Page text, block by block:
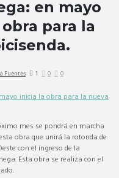
en mayo
para la
Fuentes 1 0 0
mes se pondrá en marcha
obra que unirá la rotonda de
con el ingreso de la
Esta obra se realiza con el